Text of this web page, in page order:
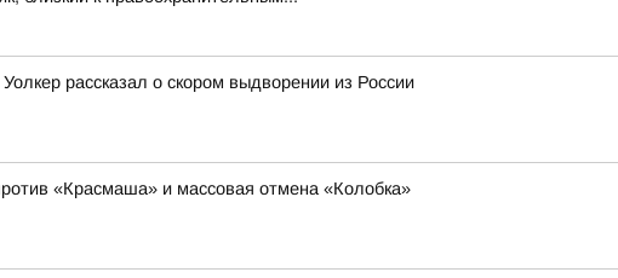
рассказал о скором выдворении из России
«Красмаша» и массовая отмена «Колобка»